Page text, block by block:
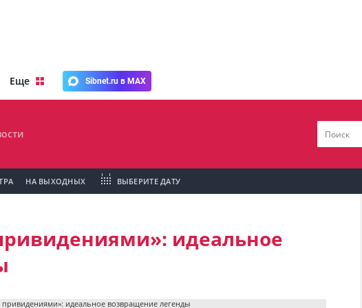
Еще Sibnet.ru в MAX
НА ВЫХОДНЫХ ВЫБЕРИТЕ ДАТУ
идеальное